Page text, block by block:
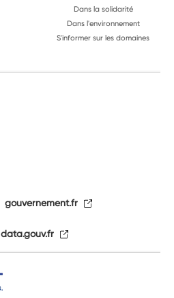
Dans la solidarité
Dans l'environnement
S'informer sur les domaines
gouvernement.fr
data.gouv.fr